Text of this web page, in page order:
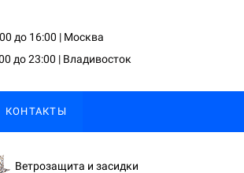
до 16:00 | Москва
до 23:00 | Владивосток
КОНТАКТЫ
Ветрозащита и засидки